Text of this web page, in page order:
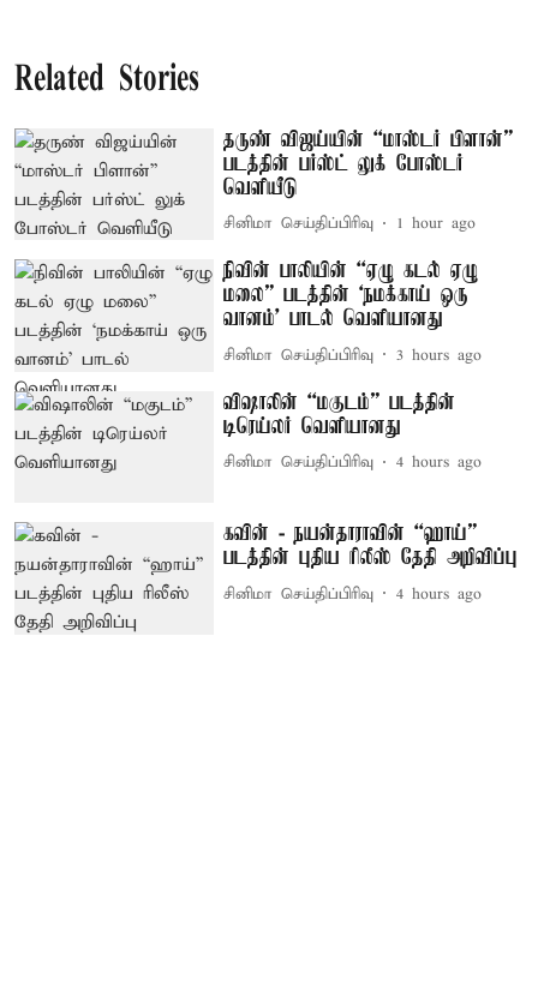
Related Stories
தருண் விஜய்யின் “மாஸ்டர் பிளான்”
படத்தின் பர்ஸ்ட் லுக் போஸ்டர்
வெளியீடு
சினிமா செய்திப்பிரிவு 1 hour ago
நிவின் பாலியின் “ஏழு கடல் ஏழு
மலை” படத்தின் ‘நமக்காய் ஒரு
வானம்’ பாடல் வெளியானது
சினிமா செய்திப்பிரிவு 3 hours ago
விஷாலின் “மகுடம்” படத்தின்
டிரெய்லர் வெளியானது
சினிமா செய்திப்பிரிவு 4 hours ago
கவின் - நயன்தாராவின் “ஹாய்”
படத்தின் புதிய ரிலீஸ் தேதி அறிவிப்பு
சினிமா செய்திப்பிரிவு 4 hours ago